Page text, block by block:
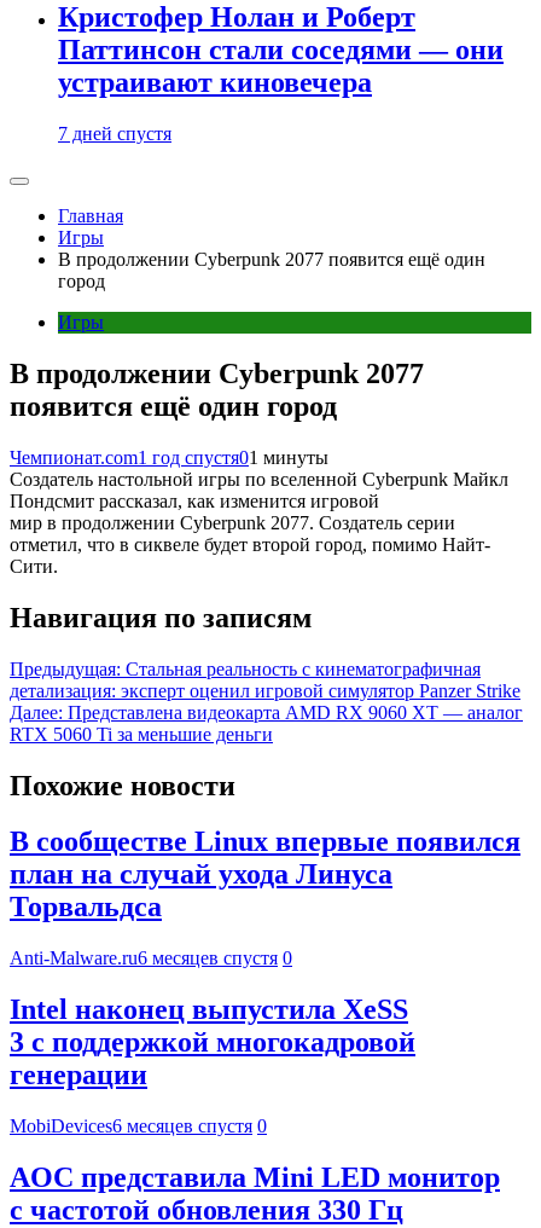
Кристофер Нолан и Роберт
Паттинсон стали соседями — они
устраивают киновечера
7 дней спустя
Главная
Игры
В продолжении Cyberpunk 2077 появится ещё один
город
Игры
В продолжении Cyberpunk 2077
появится ещё один город
Чемпионат.com1 год спустя01 минуты
Создатель настольной игры по вселенной Cyberpunk Майкл
Пондсмит рассказал, как изменится игровой
мир в продолжении Cyberpunk 2077. Создатель серии
отметил, что в сиквеле будет второй город, помимо Найт-
Сити.
Навигация по записям
Предыдущая: Стальная реальность с кинематографичная
детализация: эксперт оценил игровой симулятор Panzer Strike
Далее: Представлена видеокарта AMD RX 9060 XT — аналог
RTX 5060 Ti за меньшие деньги
Похожие новости
В сообществе Linux впервые появился
план на случай ухода Линуса
Торвальдса
Anti-Malware.ru6 месяцев спустя 0
Intel наконец выпустила XeSS
3 с поддержкой многокадровой
генерации
MobiDevices6 месяцев спустя 0
AOC представила Mini LED монитор
с частотой обновления 330 Гц